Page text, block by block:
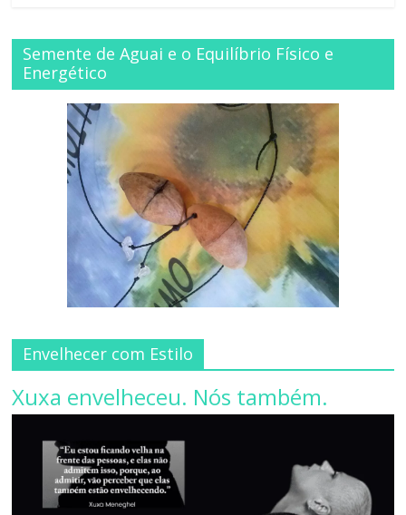
Semente de Aguai e o Equilíbrio Físico e
Energético
Envelhecer com Estilo
Xuxa envelheceu. Nós também.